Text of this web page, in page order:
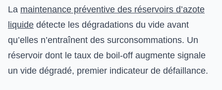
La maintenance préventive des réservoirs d’azote
liquide détecte les dégradations du vide avant
qu’elles n’entraînent des surconsommations. Un
réservoir dont le taux de boil-off augmente signale
un vide dégradé, premier indicateur de défaillance.